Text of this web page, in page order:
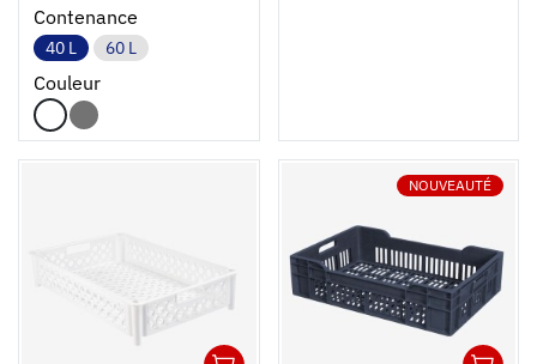
Contenance
40 L 60 L
Couleur
NOUVEAUTÉ